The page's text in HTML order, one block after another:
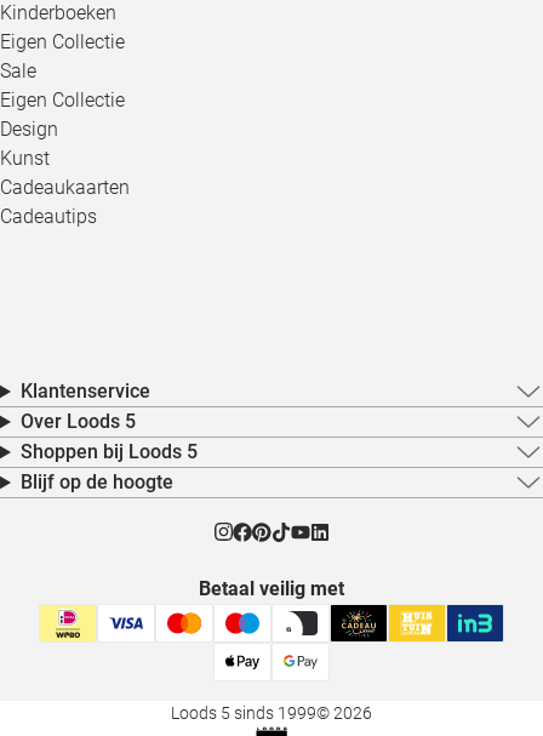
Kinderboeken
Eigen Collectie
Sale
Eigen Collectie
Design
Kunst
Cadeaukaarten
Cadeautips
Klantenservice
Over Loods 5
Shoppen bij Loods 5
Blijf op de hoogte
Betaal veilig met
Loods 5 sinds 1999© 2026